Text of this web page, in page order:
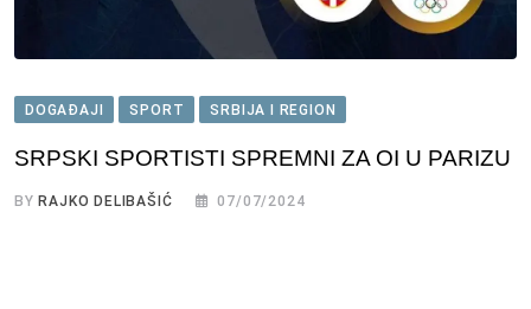
DOGAĐAJI SPORT SRBIJA I REGION
SRPSKI SPORTISTI SPREMNI ZA OI U PARIZU
BY RAJKO DELIBAŠIĆ 07/07/2024